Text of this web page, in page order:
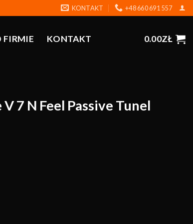
KONTAKT +48 660 691 557
FIRMIE KONTAKT 0.00ZŁ
7 N Feel Passive Tunel